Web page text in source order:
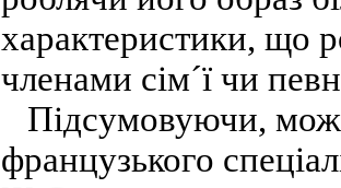
характеристики, що
членами сім´ї чи
Підсумовуючи,
французького